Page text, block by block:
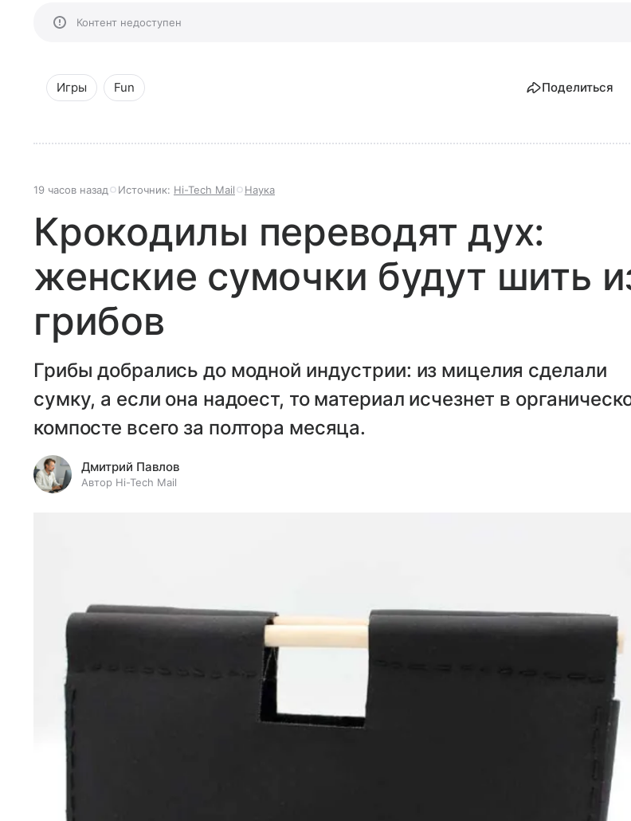
Контент недоступен
Игры Fun Поделиться
19 часов назад Источник: Hi-Tech Mail Наука
Крокодилы переводят дух:
женские сумочки будут шить
грибов
Грибы добрались до модной индустрии: из мицелия сделали
сумку, а если она надоест, то материал исчезнет в
компосте всего за полтора месяца.
Дмитрий Павлов
Автор Hi-Tech Mail